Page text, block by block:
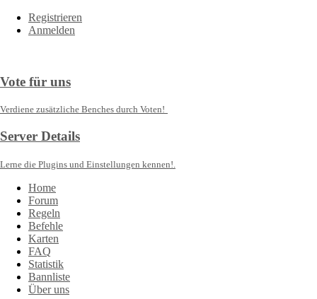
Registrieren
Anmelden
Vote für uns
Verdiene zusätzliche Benches durch Voten!
Server Details
Lerne die Plugins und Einstellungen kennen!.
Home
Forum
Regeln
Befehle
Karten
FAQ
Statistik
Bannliste
Über uns